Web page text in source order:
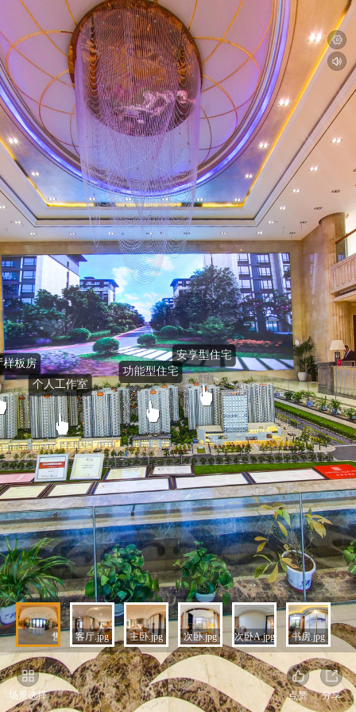
售楼大厅.jpg客厅.jpg 主卧.jpg 次卧.jpg 次卧A.jpg 书房.jpg
场景选择 点赞 分享